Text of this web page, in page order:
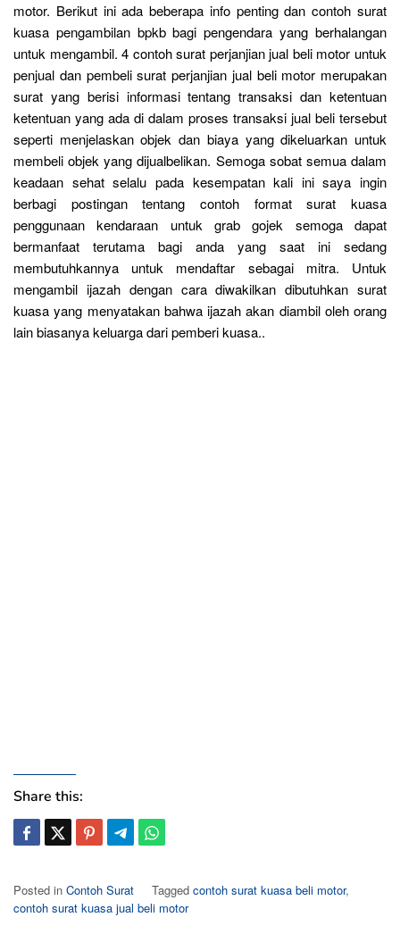
motor. Berikut ini ada beberapa info penting dan contoh surat
kuasa pengambilan bpkb bagi pengendara yang berhalangan
untuk mengambil. 4 contoh surat perjanjian jual beli motor untuk
penjual dan pembeli surat perjanjian jual beli motor merupakan
surat yang berisi informasi tentang transaksi dan ketentuan
ketentuan yang ada di dalam proses transaksi jual beli tersebut
seperti menjelaskan objek dan biaya yang dikeluarkan untuk
membeli objek yang dijualbelikan. Semoga sobat semua dalam
keadaan sehat selalu pada kesempatan kali ini saya ingin
berbagi postingan tentang contoh format surat kuasa
penggunaan kendaraan untuk grab gojek semoga dapat
bermanfaat terutama bagi anda yang saat ini sedang
membutuhkannya untuk mendaftar sebagai mitra. Untuk
mengambil ijazah dengan cara diwakilkan dibutuhkan surat
kuasa yang menyatakan bahwa ijazah akan diambil oleh orang
lain biasanya keluarga dari pemberi kuasa..
Share this:
Posted in Contoh Surat Tagged contoh surat kuasa beli motor,
contoh surat kuasa jual beli motor